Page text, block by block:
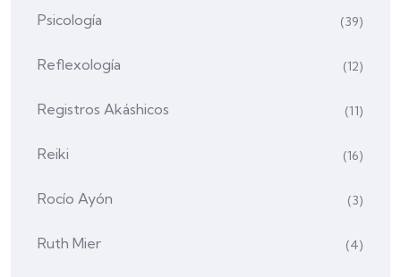
Psicología (39)
Reflexología (12)
Registros Akáshicos (11)
Reiki (16)
Rocío Ayón (3)
Ruth Mier (4)